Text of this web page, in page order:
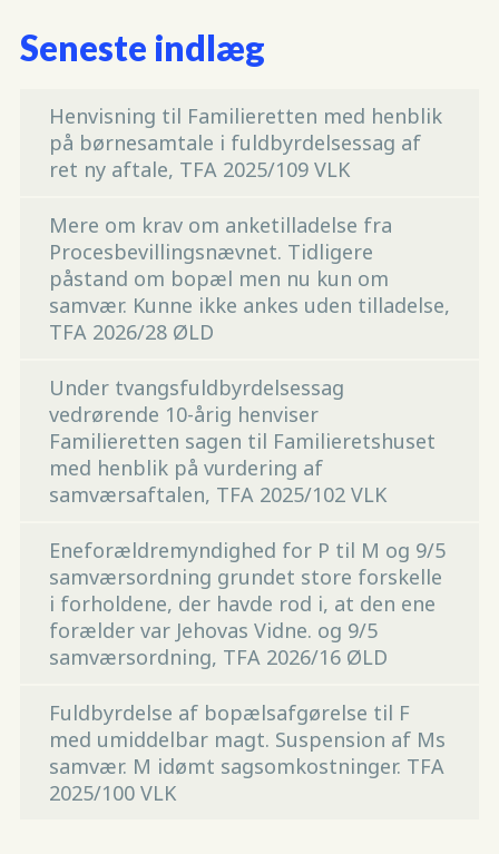
Seneste indlæg
Henvisning til Familieretten med henblik
på børnesamtale i fuldbyrdelsessag af
ret ny aftale, TFA 2025/109 VLK
Mere om krav om anketilladelse fra
Procesbevillingsnævnet. Tidligere
påstand om bopæl men nu kun om
samvær. Kunne ikke ankes uden tilladelse,
TFA 2026/28 ØLD
Under tvangsfuldbyrdelsessag
vedrørende 10-årig henviser
Familieretten sagen til Familieretshuset
med henblik på vurdering af
samværsaftalen, TFA 2025/102 VLK
Eneforældremyndighed for P til M og 9/5
samværsordning grundet store forskelle
i forholdene, der havde rod i, at den ene
forælder var Jehovas Vidne. og 9/5
samværsordning, TFA 2026/16 ØLD
Fuldbyrdelse af bopælsafgørelse til F
med umiddelbar magt. Suspension af Ms
samvær. M idømt sagsomkostninger. TFA
2025/100 VLK